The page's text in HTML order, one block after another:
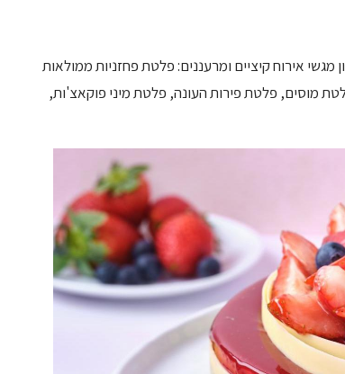
אירוח קיציים ומרעננים: פלטת פחזניות ממולאות
מוסים, פלטת פירות העונה, פלטת מיני פוקאצ'ות,